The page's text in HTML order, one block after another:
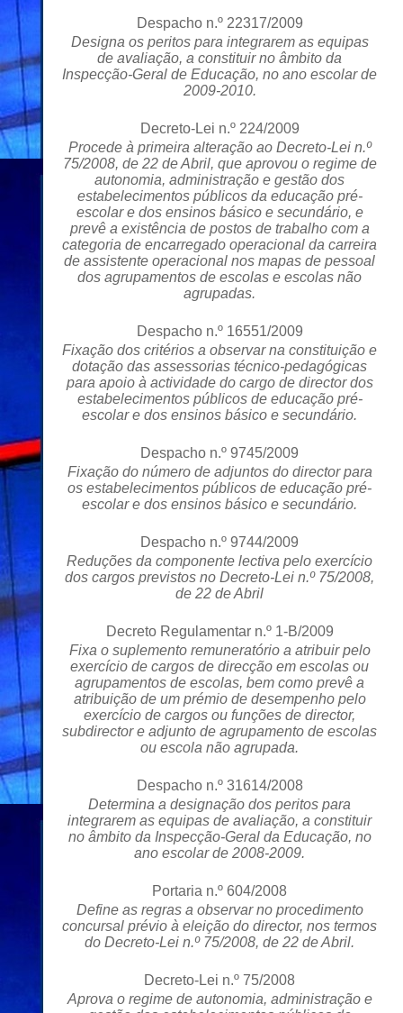
Despacho n.º 22317/2009
Designa os peritos para integrarem as equipas
de avaliação, a constituir no âmbito da
Inspecção-Geral de Educação, no ano escolar de
2009-2010.
Decreto-Lei n.º 224/2009
Procede à primeira alteração ao Decreto-Lei n.º
75/2008, de 22 de Abril, que aprovou o regime de
autonomia, administração e gestão dos
estabelecimentos públicos da educação pré-
escolar e dos ensinos básico e secundário, e
prevê a existência de postos de trabalho com a
categoria de encarregado operacional da carreira
de assistente operacional nos mapas de pessoal
dos agrupamentos de escolas e escolas não
agrupadas.
Despacho n.º 16551/2009
Fixação dos critérios a observar na constituição e
dotação das assessorias técnico-pedagógicas
para apoio à actividade do cargo de director dos
estabelecimentos públicos de educação pré-
escolar e dos ensinos básico e secundário.
Despacho n.º 9745/2009
Fixação do número de adjuntos do director para
os estabelecimentos públicos de educação pré-
escolar e dos ensinos básico e secundário.
Despacho n.º 9744/2009
Reduções da componente lectiva pelo exercício
dos cargos previstos no Decreto-Lei n.º 75/2008,
de 22 de Abril
Decreto Regulamentar n.º 1-B/2009
Fixa o suplemento remuneratório a atribuir pelo
exercício de cargos de direcção em escolas ou
agrupamentos de escolas, bem como prevê a
atribuição de um prémio de desempenho pelo
exercício de cargos ou funções de director,
subdirector e adjunto de agrupamento de escolas
ou escola não agrupada.
Despacho n.º 31614/2008
Determina a designação dos peritos para
integrarem as equipas de avaliação, a constituir
no âmbito da Inspecção-Geral da Educação, no
ano escolar de 2008-2009.
Portaria n.º 604/2008
Define as regras a observar no procedimento
concursal prévio à eleição do director, nos termos
do Decreto-Lei n.º 75/2008, de 22 de Abril.
Decreto-Lei n.º 75/2008
Aprova o regime de autonomia, administração e